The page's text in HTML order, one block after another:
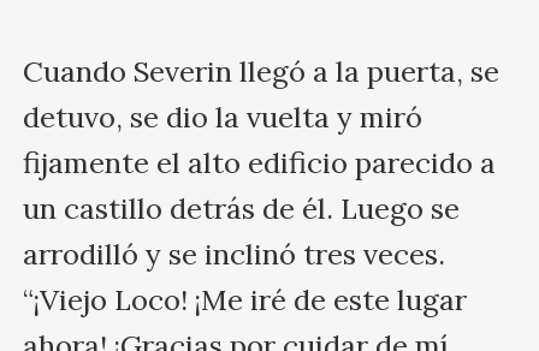
Cuando Severin llegó a la puerta, se
detuvo, se dio la vuelta y miró
fijamente el alto edificio parecido a
un castillo detrás de él. Luego se
arrodilló y se inclinó tres veces.
“¡Viejo Loco! ¡Me iré de este lugar